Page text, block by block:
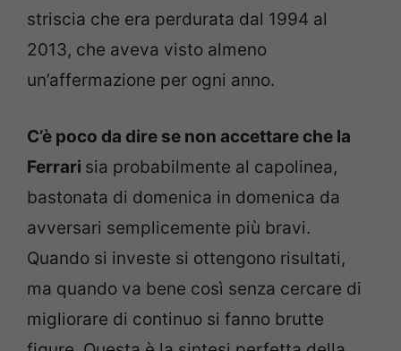
striscia che era perdurata dal 1994 al
2013, che aveva visto almeno
un’affermazione per ogni anno.
C’è poco da dire se non accettare che la
Ferrari sia probabilmente al capolinea,
bastonata di domenica in domenica da
avversari semplicemente più bravi.
Quando si investe si ottengono risultati,
ma quando va bene così senza cercare di
migliorare di continuo si fanno brutte